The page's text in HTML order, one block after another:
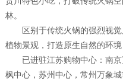
林。
区别于传统火锅的强烈视觉
植物景观，打造原生自然的环
已进驻江苏购物中心：南京
枫中心，苏州中心，常州万象